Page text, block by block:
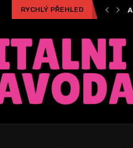
RYCHLÝ PŘEHLED
značky